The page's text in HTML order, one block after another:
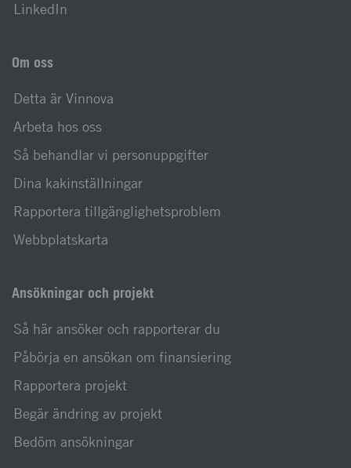
LinkedIn
Om oss
Detta är Vinnova
Arbeta hos oss
Så behandlar vi personuppgifter
Dina kakinställningar
Rapportera tillgänglighetsproblem
Webbplatskarta
Ansökningar och projekt
Så här ansöker och rapporterar du
Påbörja en ansökan om finansiering
Rapportera projekt
Begär ändring av projekt
Bedöm ansökningar